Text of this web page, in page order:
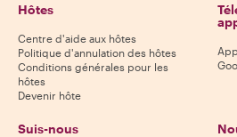
Hôtes
Centre d'aide aux hôtes
Politique d'annulation des hôtes
Conditions générales pour les
hôtes
Devenir hôte
Suis-nous